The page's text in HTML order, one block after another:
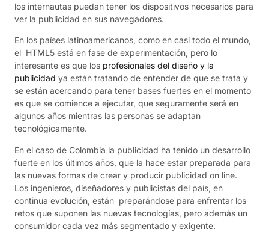
los internautas puedan tener los dispositivos necesarios para
ver la publicidad en sus navegadores.
En los países latinoamericanos, como en casi todo el mundo,
el HTML5 está en fase de experimentación, pero lo
interesante es que los profesionales del diseño y la
publicidad ya están tratando de entender de que se trata y
se están acercando para tener bases fuertes en el momento
es que se comience a ejecutar, que seguramente será en
algunos años mientras las personas se adaptan
tecnológicamente.
En el caso de Colombia la publicidad ha tenido un desarrollo
fuerte en los últimos años, que la hace estar preparada para
las nuevas formas de crear y producir publicidad on line.
Los ingenieros, diseñadores y publicistas del país, en
continua evolución, están preparándose para enfrentar los
retos que suponen las nuevas tecnologías, pero además un
consumidor cada vez más segmentado y exigente.